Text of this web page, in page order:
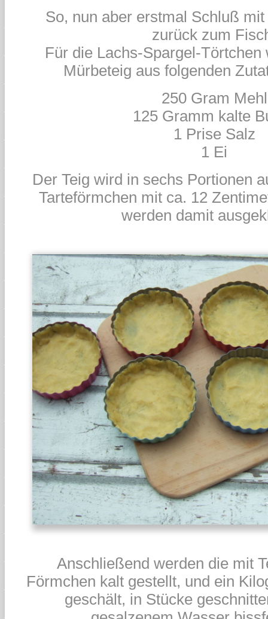
So, nun aber erstmal Schluß
zurück zum
Für die Lachs-Spargel-Törtchen
Mürbeteig aus folgenden
250 Gram Mehl
125 Gramm kalte
1 Prise Salz
1 Ei
Der Teig wird in sechs Portionen
Tarteförmchen mit ca. 12
werden damit
Anschließend werden die mit
Förmchen kalt gestellt, und ein
geschält, in Stücke